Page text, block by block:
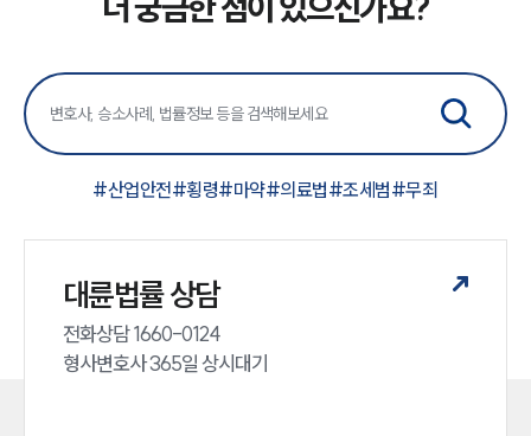
형사그룹 업무
구성원 소개
소식/자료
법률 블로그
법률서식
#산업안전#횡령#마약#의료법#조세범#무죄
대륜법률 상담
전화상담 1660-0124
형사변호사 365일 상시대기